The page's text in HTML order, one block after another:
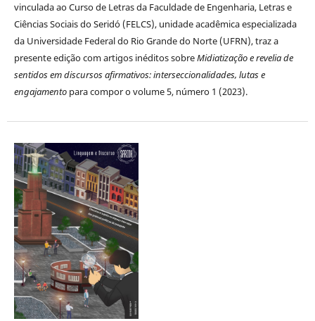
vinculada ao Curso de Letras da Faculdade de Engenharia, Letras e
Ciências Sociais do Seridó (FELCS), unidade acadêmica especializada
da Universidade Federal do Rio Grande do Norte (UFRN), traz a
presente edição com artigos inéditos sobreMidiatização e revelia de
sentidos em discursos afirmativos: interseccionalidades, lutas e
engajamento para compor o volume 5, número 1 (2023).